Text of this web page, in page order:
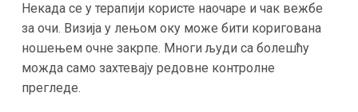
Некада се у терапији користе наочаре и чак вежбе
за очи. Визија у лењом оку може бити коригована
ношењем очне закрпе. Многи људи са болешћу
можда само захтевају редовне контролне
прегледе.